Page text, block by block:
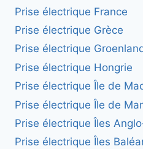
Prise électrique France
Prise électrique Grèce
Prise électrique
Prise électrique Hongrie
Prise électrique Île de
Prise électrique Île de
Prise électrique Îles
Prise électrique Îles